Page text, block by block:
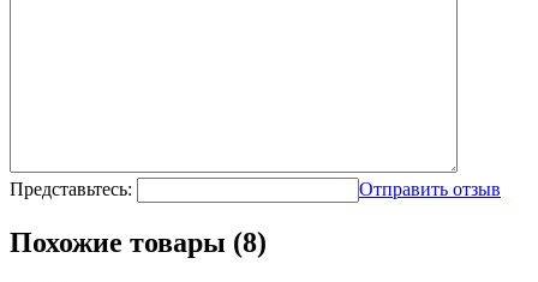
Представьтесь: Отправить отзыв
Похожие товары (8)